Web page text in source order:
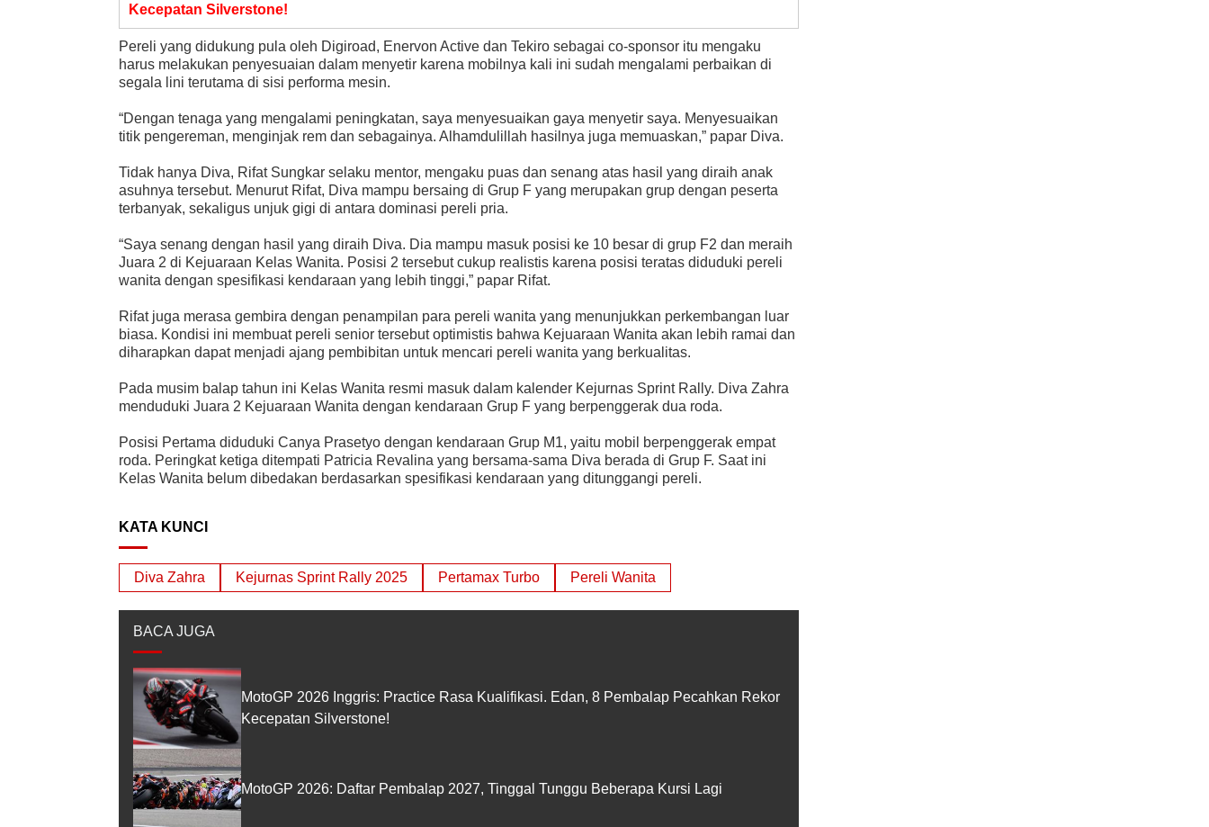
Kecepatan Silverstone!
Pereli yang didukung pula oleh Digiroad, Enervon Active dan Tekiro sebagai co-sponsor itu mengaku
harus melakukan penyesuaian dalam menyetir karena mobilnya kali ini sudah mengalami perbaikan di
segala lini terutama di sisi performa mesin.
“Dengan tenaga yang mengalami peningkatan, saya menyesuaikan gaya menyetir saya. Menyesuaikan
titik pengereman, menginjak rem dan sebagainya. Alhamdulillah hasilnya juga memuaskan,” papar Diva.
Tidak hanya Diva, Rifat Sungkar selaku mentor, mengaku puas dan senang atas hasil yang diraih anak
asuhnya tersebut. Menurut Rifat, Diva mampu bersaing di Grup F yang merupakan grup dengan peserta
terbanyak, sekaligus unjuk gigi di antara dominasi pereli pria.
“Saya senang dengan hasil yang diraih Diva. Dia mampu masuk posisi ke 10 besar di grup F2 dan meraih
Juara 2 di Kejuaraan Kelas Wanita. Posisi 2 tersebut cukup realistis karena posisi teratas diduduki pereli
wanita dengan spesifikasi kendaraan yang lebih tinggi,” papar Rifat.
Rifat juga merasa gembira dengan penampilan para pereli wanita yang menunjukkan perkembangan luar
biasa. Kondisi ini membuat pereli senior tersebut optimistis bahwa Kejuaraan Wanita akan lebih ramai dan
diharapkan dapat menjadi ajang pembibitan untuk mencari pereli wanita yang berkualitas.
Pada musim balap tahun ini Kelas Wanita resmi masuk dalam kalender Kejurnas Sprint Rally. Diva Zahra
menduduki Juara 2 Kejuaraan Wanita dengan kendaraan Grup F yang berpenggerak dua roda.
Posisi Pertama diduduki Canya Prasetyo dengan kendaraan Grup M1, yaitu mobil berpenggerak empat
roda. Peringkat ketiga ditempati Patricia Revalina yang bersama-sama Diva berada di Grup F. Saat ini
Kelas Wanita belum dibedakan berdasarkan spesifikasi kendaraan yang ditunggangi pereli.
KATA KUNCI
Diva Zahra Kejurnas Sprint Rally 2025 Pertamax Turbo Pereli Wanita
BACA JUGA
MotoGP 2026 Inggris: Practice Rasa Kualifikasi. Edan, 8 Pembalap Pecahkan Rekor
Kecepatan Silverstone!
MotoGP 2026: Daftar Pembalap 2027, Tinggal Tunggu Beberapa Kursi Lagi